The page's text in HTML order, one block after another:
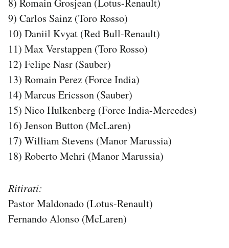
8) Romain Grosjean (Lotus-Renault)
9) Carlos Sainz (Toro Rosso)
10) Daniil Kvyat (Red Bull-Renault)
11) Max Verstappen (Toro Rosso)
12) Felipe Nasr (Sauber)
13) Romain Perez (Force India)
14) Marcus Ericsson (Sauber)
15) Nico Hulkenberg (Force India-Mercedes)
16) Jenson Button (McLaren)
17) William Stevens (Manor Marussia)
18) Roberto Mehri (Manor Marussia)
Ritirati:
Pastor Maldonado (Lotus-Renault)
Fernando Alonso (McLaren)